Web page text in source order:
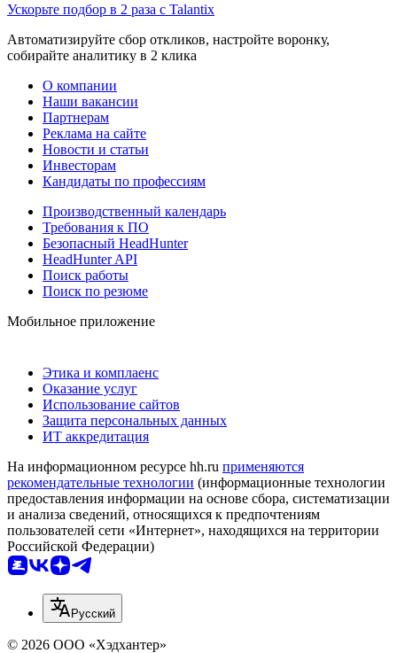
Ускорьте подбор в 2 раза с Talantix
Автоматизируйте сбор откликов, настройте воронку,
собирайте аналитику в 2 клика
О компании
Наши вакансии
Партнерам
Реклама на сайте
Новости и статьи
Инвесторам
Кандидаты по профессиям
Производственный календарь
Требования к ПО
Безопасный HeadHunter
HeadHunter API
Поиск работы
Поиск по резюме
Мобильное приложение
Этика и комплаенс
Оказание услуг
Использование сайтов
Защита персональных данных
ИТ аккредитация
На информационном ресурсе hh.ru применяются
рекомендательные технологии (информационные технологии
предоставления информации на основе сбора, систематизации
и анализа сведений, относящихся к предпочтениям
пользователей сети «Интернет», находящихся на территории
Российской Федерации)
Русский
© 2026 ООО «Хэдхантер»